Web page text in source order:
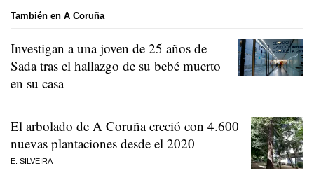
También en A Coruña
Investigan a una joven de 25 años de
Sada tras el hallazgo de su bebé muerto
en su casa
El arbolado de A Coruña creció con 4.600
nuevas plantaciones desde el 2020
E. SILVEIRA